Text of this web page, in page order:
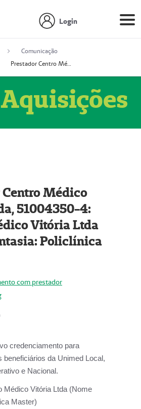
Login
Comunicação
Prestador Centro Médico Vitória Ltda, 51004350-4: Centro Médico Vitória Ltda (Nome Fantasia: Policlínica Master)
Médico
51004350-4:
Vitória Ltda
Policlínica
com prestador
credenciamento para
beneficiários da Unimed Local,
e Nacional.
Médico Vitória Ltda (Nome
Master)